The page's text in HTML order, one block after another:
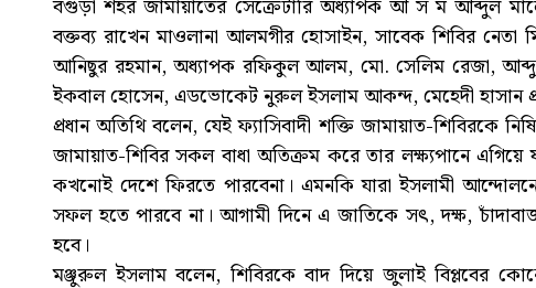
বগুড়া শহর জামায়াতের সেক্রেটারি অধ্যাপক আ স ম আব্দুল
বক্তব্য রাখেন মাওলানা আলমগীর হোসাইন, সাবেক শিবির
আনিছুর রহমান, অধ্যাপক রফিকুল আলম, মো. সেলিম রেজা,
ইকবাল হোসেন, এডভোকেট নুরুল ইসলাম আকন্দ, মেহেদী হাসান
প্রধান অতিথি বলেন, যেই ফ্যাসিবাদী শক্তি জামায়াত-শিবিরকে
জামায়াত-শিবির সকল বাধা অতিক্রম করে তার লক্ষ্যপানে
কখনোই দেশে ফিরতে পারবেনা। এমনকি যারা ইসলামী
সফল হতে পারবে না। আগামী দিনে এ জাতিকে সৎ, দক্ষ,
হবে।
মঞ্জুরুল ইসলাম বলেন, শিবিরকে বাদ দিয়ে জুলাই বিপ্লবের